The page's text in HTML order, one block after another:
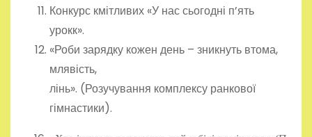
Конкурс кмітливих «У нас сьогодні п’ять
урокк».
«Роби зарядку кожен день – зникнуть втома,
млявість,
лінь». (Розучування комплексу ранкової
гімнастики).